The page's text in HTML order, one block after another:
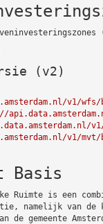
(v2)
v1/wfs/
v1/
Basis
Ruimte is een
namelijk van de
de gemeente